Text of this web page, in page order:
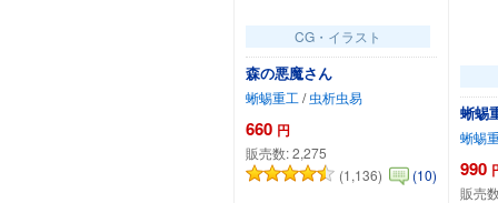
CG・イラスト
森の悪魔さん
蜥蜴重工/ 虫析虫易
660 円
販売数:2,275
(1,136)
(10)
蜥蜴
蜥蜴
990
販売